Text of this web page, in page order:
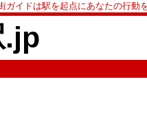
イドは駅を起点にあなたの行動
.jp